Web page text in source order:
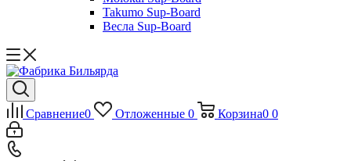
Takumo Sup-Board
Весла Sup-Board
Сравнение0 Отложенные 0 Корзина0 0